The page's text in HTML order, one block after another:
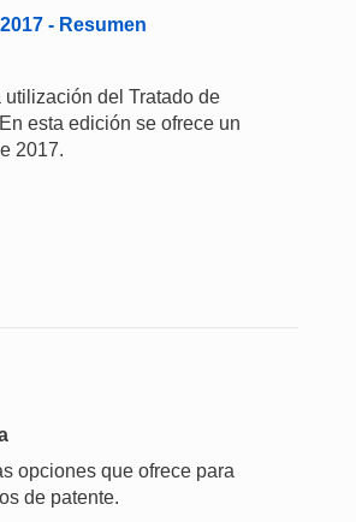
- Resumen
del Tratado de
esta edición se ofrece un
2017.
opciones que ofrece para
de patente.